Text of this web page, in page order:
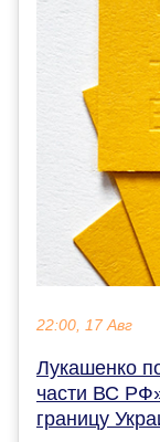
22:00, 17 Авг
Лукашенко
части ВС
границу